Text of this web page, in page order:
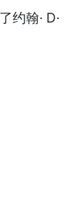
约翰· D·